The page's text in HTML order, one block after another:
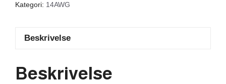
Kategori: 14AWG
Beskrivelse
Beskrivelse